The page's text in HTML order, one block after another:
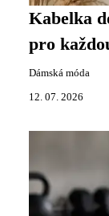
Kabelka
pro
Dámská móda
12. 07. 2026